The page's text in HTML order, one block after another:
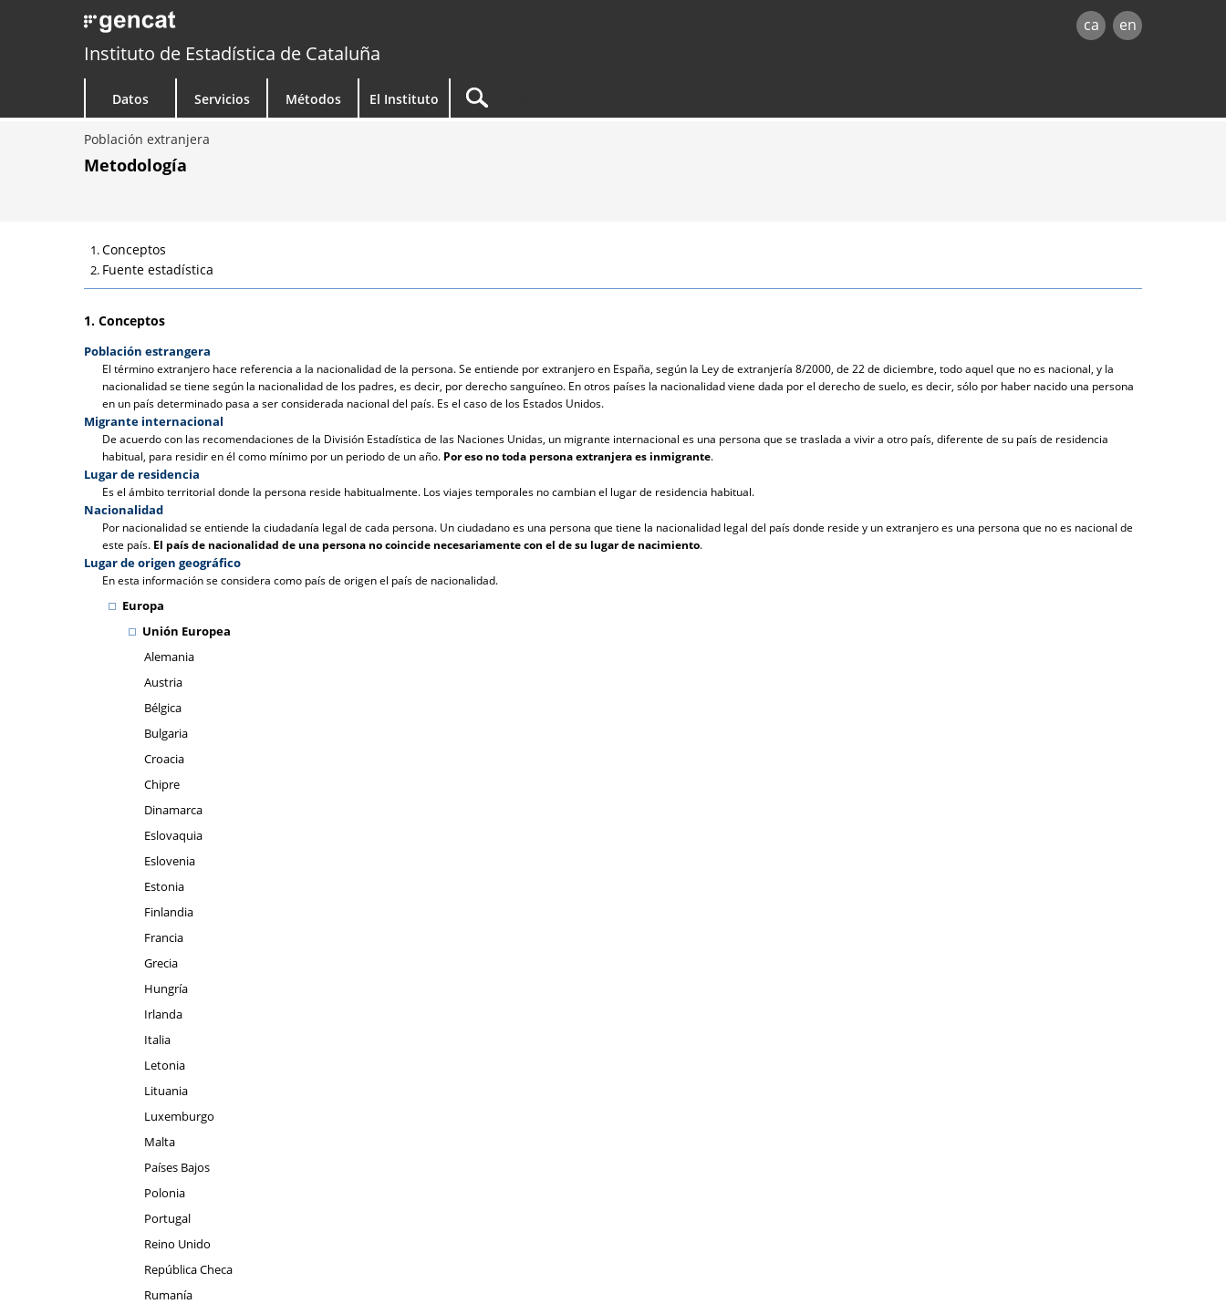
ca en
Instituto de Estadística de Cataluña
Datos Servicios Métodos El Instituto
Población extranjera
Metodología
Conceptos
Fuente estadística
1. Conceptos
Población estrangera
El término extranjero hace referencia a la nacionalidad de la persona. Se entiende por extranjero en España, según la Ley de extranjería 8/2000, de 22 de diciembre, todo aquel que no es nacional, y la
nacionalidad se tiene según la nacionalidad de los padres, es decir, por derecho sanguíneo. En otros países la nacionalidad viene dada por el derecho de suelo, es decir, sólo por haber nacido una persona
en un país determinado pasa a ser considerada nacional del país. Es el caso de los Estados Unidos.
Migrante internacional
De acuerdo con las recomendaciones de la División Estadística de las Naciones Unidas, un migrante internacional es una persona que se traslada a vivir a otro país, diferente de su país de residencia
habitual, para residir en él como mínimo por un periodo de un año. Por eso no toda persona extranjera es inmigrante.
Lugar de residencia
Es el ámbito territorial donde la persona reside habitualmente. Los viajes temporales no cambian el lugar de residencia habitual.
Nacionalidad
Por nacionalidad se entiende la ciudadanía legal de cada persona. Un ciudadano es una persona que tiene la nacionalidad legal del país donde reside y un extranjero es una persona que no es nacional de
este país. El país de nacionalidad de una persona no coincide necesariamente con el de su lugar de nacimiento.
Lugar de origen geográfico
En esta información se considera como país de origen el país de nacionalidad.
Europa
Unión Europea
Alemania
Austria
Bélgica
Bulgaria
Croacia
Chipre
Dinamarca
Eslovaquia
Eslovenia
Estonia
Finlandia
Francia
Grecia
Hungría
Irlanda
Italia
Letonia
Lituania
Luxemburgo
Malta
Países Bajos
Polonia
Portugal
Reino Unido
República Checa
Rumanía